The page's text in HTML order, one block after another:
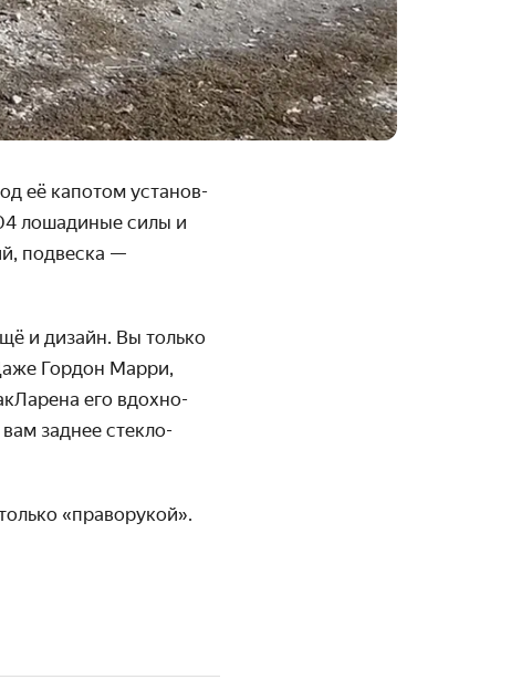
её капотом установ­
лошадиные силы и
подвеска —
и дизайн. Вы только
Гордон Марри,
его вдохно­
заднее стекло-
«праворукой».